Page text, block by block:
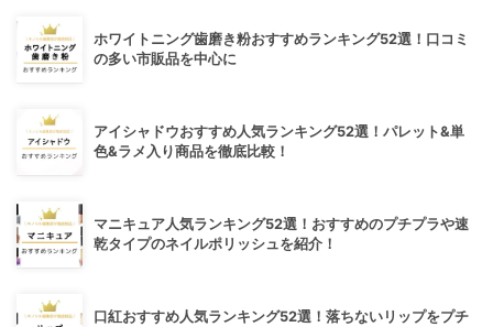
ホワイトニング歯磨き粉おすすめランキング52選！口コミ
の多い市販品を中心に
アイシャドウおすすめ人気ランキング52選！パレット&単
色&ラメ入り商品を徹底比較！
マニキュア人気ランキング52選！おすすめのプチプラや速
乾タイプのネイルポリッシュを紹介！
口紅おすすめ人気ランキング52選！落ちないリップをプチ